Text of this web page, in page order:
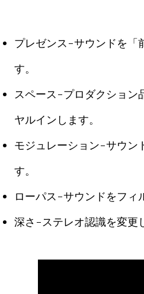
プレゼンス-サウンドを「
す。
スペース-プロダクション
ヤルインします。
モジュレーション-サウン
す。
ローパス-サウンドをフィ
深さ-ステレオ認識を変更